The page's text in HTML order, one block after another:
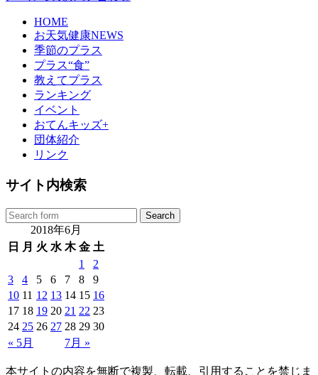
HOME
お天気健康NEWS
季節のプラス
プラス“食”
教えてプラス
ランキング
イベント
おてんキッズ+
団体紹介
リンク
サイト内検索
2018年6月
日
月 火 水 木 金 土
« 5月 7月 »
1
2
3
4 5 6 7 8
9
10 11 12 13 14 15 16
17 18 19 20 21 22 23
24 25 26 27 28 29 30
本サイトの内容を無断で複製、転載、引用することを禁じま